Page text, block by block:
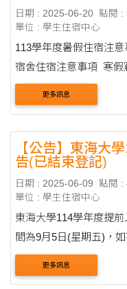
日期 : 2025-06-20 點閱 :
單位 : 學生住宿中心
113學年度暑假住宿注意事項
宿舍住宿注意事項 寒假寢室分配請自行至學生資訊系統->註
冊/住宿/保險->住宿申請à查詢
若6/22....
更多訊息
【公告】東海大
告(已結束登記)
日期 : 2025-06-09
點閱 :
單位 : 學生住宿中心
東海大學114學年度提前入住申請公告
間為9月5日(星期五)，
動(如系學會協助新生搬
住需求者請填寫資料並
更多訊息